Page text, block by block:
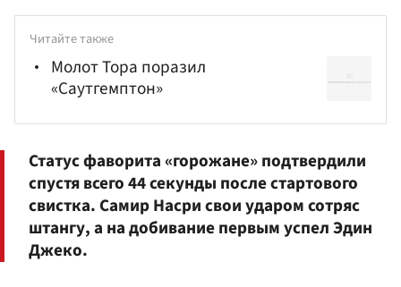
Читайте также
Молот Тора поразил
«Саутгемптон»
Статус фаворита «горожане» подтвердили
спустя всего 44 секунды после стартового
свистка. Самир Насрисвои ударом сотряс
штангу, а на добивание первым успелЭдин
Джеко.